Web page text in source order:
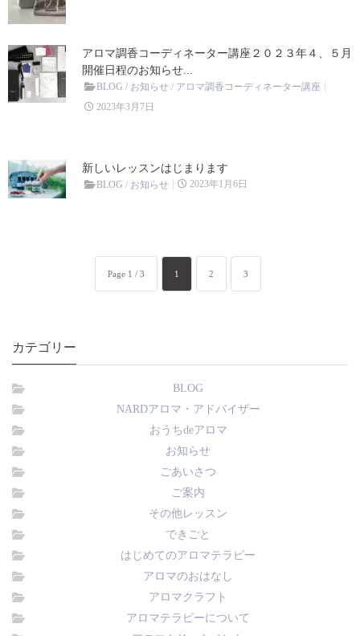
アロマ調香コーディネーター講座２０２３年４、５月
開催日程のお知らせ...
BLOG / お知らせ / アロマ調香コーディネーター講座
2023年3月7日
新しいレッスンはじまります
BLOG / お知らせ 2023年1月6日
Page 1 / 3 1 2 3
カテゴリー
BLOG
NARDアロマ・アドバイザー
おうちdeアロマ
お知らせ
ごあいさつ
ご案内
その他レッスン
できごと
はじめてのアロマテラピー
アロマのおはなし
アロマクラフト
アロマテラピーについて